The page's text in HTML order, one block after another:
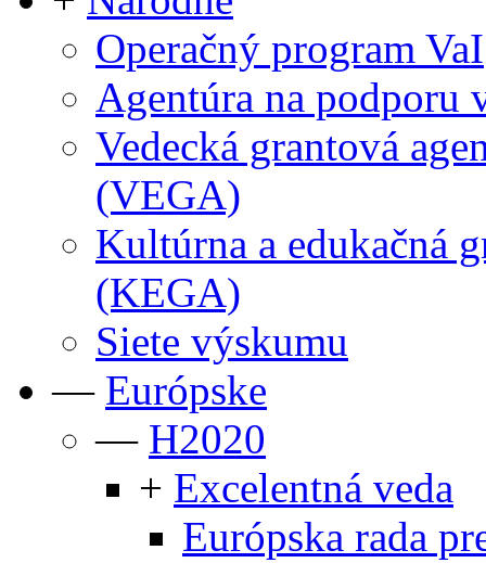
Operačný program VaI
Agentúra na
Vedecká grantová
(VEGA)
Kultúrna a edukačná
(KEGA)
Siete výskumu
— Európske
— H2020
+ Excelentná veda
Európska rada